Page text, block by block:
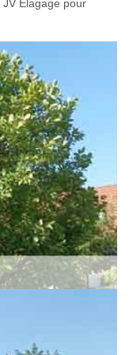
Elagage pour